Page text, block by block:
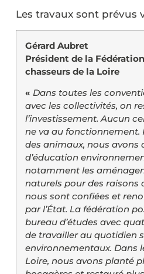
Les travaux sont prévus
Gérard Aubret
Président de la
chasseurs de la Loire
« Dans toutes les
avec les collectivités, on
l’investissement. Aucun
ne va au fonctionnement.
des animaux, nous avons
d’éducation
notamment les
naturels pour des raisons
nous sont confiées et
par l’État. La fédération
bureau d’études avec
de travailler au quotidien
environnementaux. Dans
Loire, nous avons planté